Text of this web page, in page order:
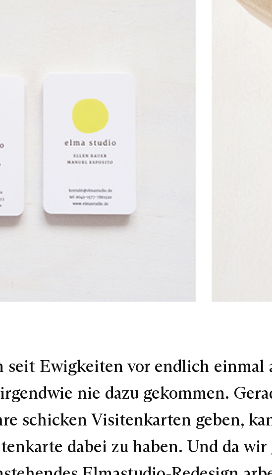
seit Ewigkeiten vor endlich
nie dazu gekommen.
schicken Visitenkarten geben,
dabei zu haben. Und da wir